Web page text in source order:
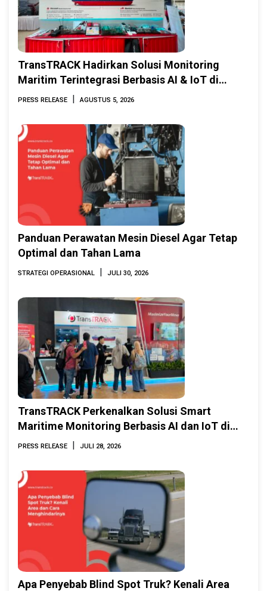
TransTRACK Hadirkan Solusi Monitoring
Maritim Terintegrasi Berbasis AI & IoT di
Indonesia Marine & Offshore Expo (IMOX)
PRESS RELEASE | AGUSTUS 5, 2026
Panduan Perawatan Mesin Diesel Agar Tetap
Optimal dan Tahan Lama
STRATEGI OPERASIONAL | JULI 30, 2026
TransTRACK Perkenalkan Solusi Smart
Maritime Monitoring Berbasis AI dan IoT di
INAMARINE 2026
PRESS RELEASE | JULI 28, 2026
Apa Penyebab Blind Spot Truk? Kenali Area